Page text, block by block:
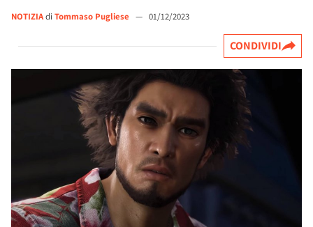
NOTIZIAdi Tommaso Pugliese — 01/12/2023
CONDIVIDI